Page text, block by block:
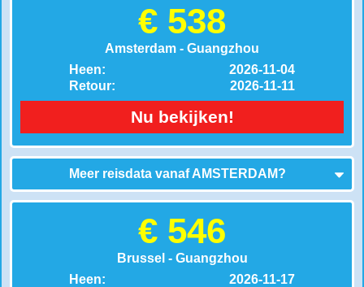
€ 538
Amsterdam - Guangzhou
Heen:
Retour:
2026-11-04
2026-11-11
Nu bekijken!
Meer reisdata vanafAMSTERDAM?
€ 546
Brussel - Guangzhou
Heen:
2026-11-17